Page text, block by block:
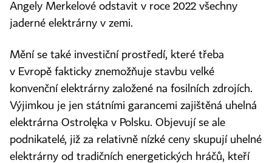
Angely Merkelové odstavit v roce 2022 všechny
jaderné elektrárny v zemi.
Mění se také investiční prostředí, které třeba
v Evropě fakticky znemožňuje stavbu velké
konvenční elektrárny založené na fosilních zdrojích.
Výjimkou je jen státními garancemi zajištěná uhelná
elektrárna Ostrolęka v Polsku. Objevují se ale
podnikatelé, již za relativně nízké ceny skupují uhelné
elektrárny od tradičních energetických hráčů, kteří